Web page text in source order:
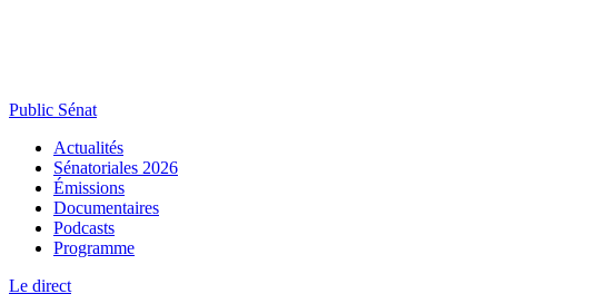
Public Sénat
Actualités
Sénatoriales 2026
Émissions
Documentaires
Podcasts
Programme
Le direct